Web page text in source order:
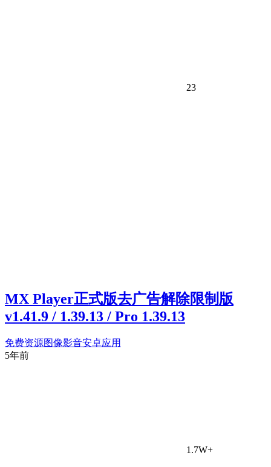
23
MX Player正式版去广告解除限制版
v1.41.9 / 1.39.13 / Pro 1.39.13
免费资源图像影音安卓应用
5年前
1.7W+